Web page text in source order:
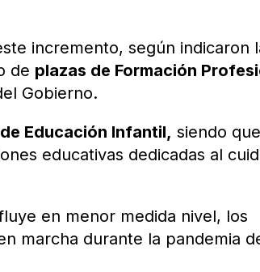
incremento, según indicaron
de plazas de Formación
Gobierno.
Educación Infantil, siendo
educativas dedicadas al
en menor medida nivel, los
marcha durante la pandemia